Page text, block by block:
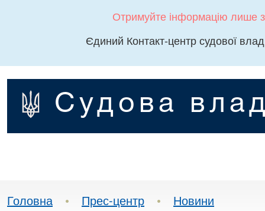
Отримуйте інформацію лише
Єдиний Контакт-центр судової
Судова
Головна • Прес-центр • Новини